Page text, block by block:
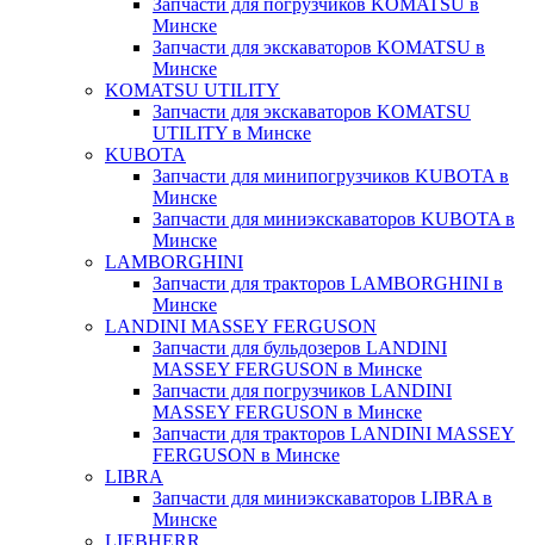
Запчасти для погрузчиков KOMATSU в
Минске
Запчасти для экскаваторов KOMATSU в
Минске
KOMATSU UTILITY
Запчасти для экскаваторов KOMATSU
UTILITY в Минске
KUBOTA
Запчасти для минипогрузчиков KUBOTA в
Минске
Запчасти для миниэкскаваторов KUBOTA в
Минске
LAMBORGHINI
Запчасти для тракторов LAMBORGHINI в
Минске
LANDINI MASSEY FERGUSON
Запчасти для бульдозеров LANDINI
MASSEY FERGUSON в Минске
Запчасти для погрузчиков LANDINI
MASSEY FERGUSON в Минске
Запчасти для тракторов LANDINI MASSEY
FERGUSON в Минске
LIBRA
Запчасти для миниэкскаваторов LIBRA в
Минске
LIEBHERR